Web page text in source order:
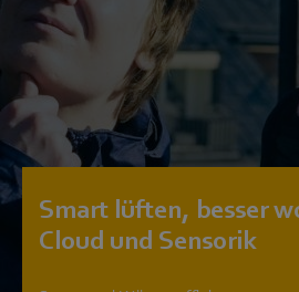
Smart lüften, besser
Cloud und Sensorik